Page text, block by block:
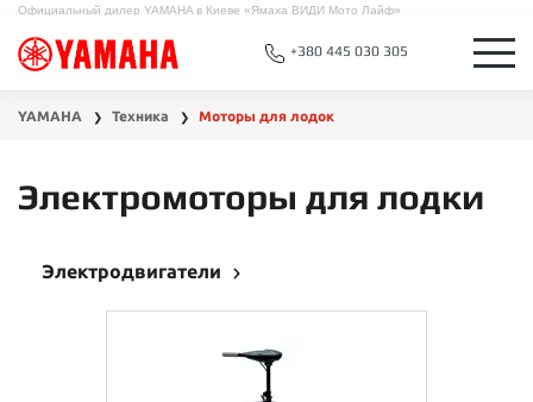
Официальный дилер YAMAHA в Киеве «Ямаха ВИДИ Мото Лайф»
+380 445 030 305
YAMAHA ❯ Техника ❯ Моторы для лодок
Электромоторы для лодки
Электродвигатели